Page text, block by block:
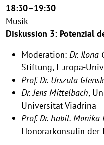
18:30–19:30
Musik
Diskussion 3: Potenzial
Moderation: Dr. Ilona
Stiftung, Europa-
Prof. Dr. Urszula Glensk
Dr. Jens Mittelbach,
Universität Viadrina
Prof. Dr. habil. Monika
Honorarkonsulin der